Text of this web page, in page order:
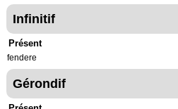
Infinitif
Présent
fendere
Gérondif